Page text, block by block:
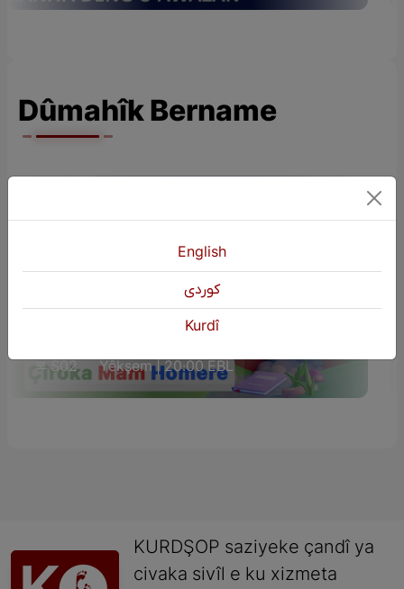
Dûmahîk Bername
ÇÎROKÊN ZAROKAN (Çîroka Mam
S02 Yêkşem | 20:00 EBL
KURDŞOP saziyeke çandî ya
civaka sivîl e ku xizmeta
English
كوردی
Kurdî